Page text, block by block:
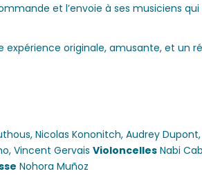
et l’envoie à ses musiciens
expérience originale, amusante, et un
Nicolas Kononitch, Audrey
Vincent Gervais Violoncelles Nabi
Nohora Muñoz